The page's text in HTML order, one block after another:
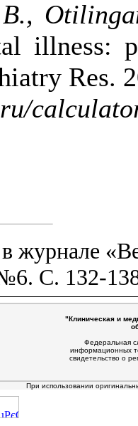
illness:
Res.
журнале
С. 132-
"Клиническая и
Федеральная
информационных
свидетельство о
При использовании